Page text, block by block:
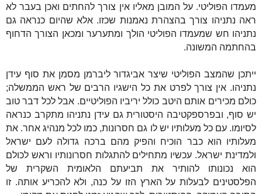
מעמדו הפוליטי. על המובן מאליו אין צורך להחתים ואכן בעבר לא
ראה נתניהו צורך בהצהרת נאמנות שכזו. אלא שהיום כנראה גם
נתניהו חש שמעמדו הפוליטי הולך ומתערער ומכאן הצורך הדחוף
בהחתמה המשונה.
ייתכן שהמצב הפוליטי שיצר אביגדור ליברמן מסמן את סוף עידן
נתניהו. אין צורך לפרט את כל הישגיו הרבים של ראש הממשלה;
כולם מכירים אותם היטב כולל יריביו הפוליטיים. אבל לכל דבר טוב
יש סוף, ובפרספקטיבה היסטורית גם עידן נתניהו מתקרב כנראה
לסיומו. עם כל מעלותיו יש לו גם חסרונות, כמו לכל מנהיג אחר. את
מעלותיו הוא כבר הוכיח והפיק מהם ברכה גדולה לעם ישראל
ולמדינת ישראל. עכשיו מתחילים להתגלות חסרונותיו וראש לכולם
הוא נכונותו להותיר את תביעתם הלאומית השקרית של
הפלסטינים לבעלות על הארץ הזו על כנה, ולא להכריע אותה. זו